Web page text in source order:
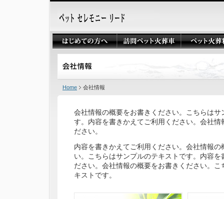
Home 会社情報
会社情報の概要をお書きください。こちらはサ
す。内容を書きかえてご利用ください。会社情
ださい。
内容を書きかえてご利用ください。会社情報の
い。こちらはサンプルのテキストです。内容を
ださい。会社情報の概要をお書きください。こ
キストです。